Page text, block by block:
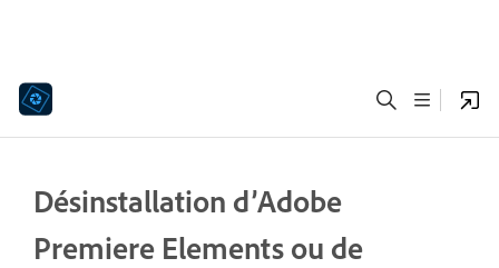
Désinstallation d’Adobe
Premiere Elements ou de